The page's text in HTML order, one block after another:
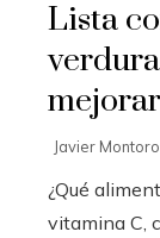
Lista
Javier Montoro
¿Qué
vitamina C,